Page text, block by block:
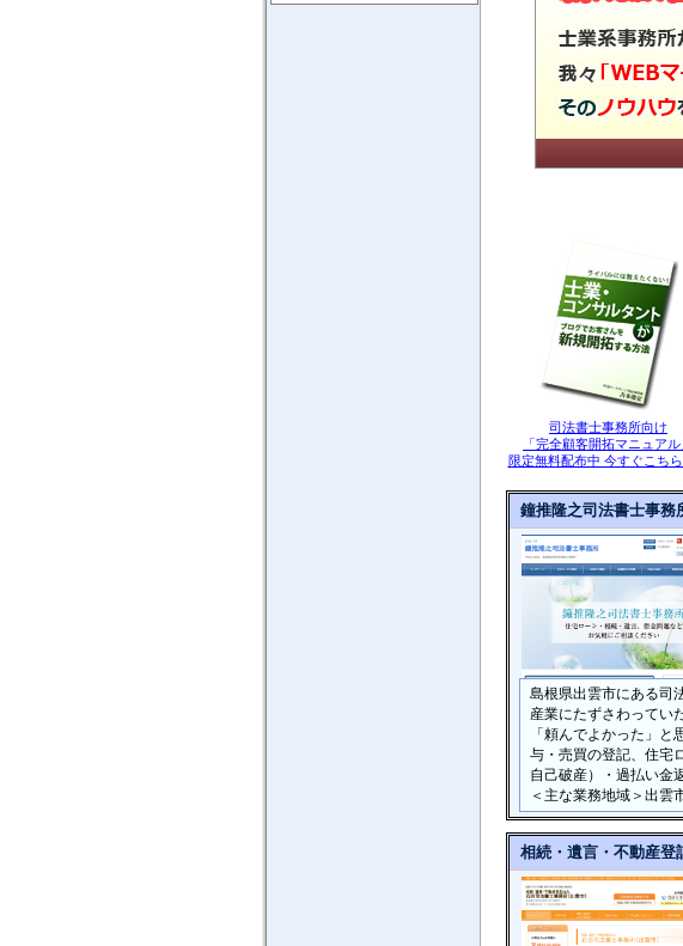
司法書士事務所向け
「完全顧客開拓マニュアル
限定無料配布中 今すぐこち
鐘推隆之司法書士事務
島根県出雲市にある司
産業にたずさわってい
「頼んでよかった」
与・売買の登記、住宅
自己破産）・過払い金
＜主な業務地域＞出雲
相続・遺言・不動産登